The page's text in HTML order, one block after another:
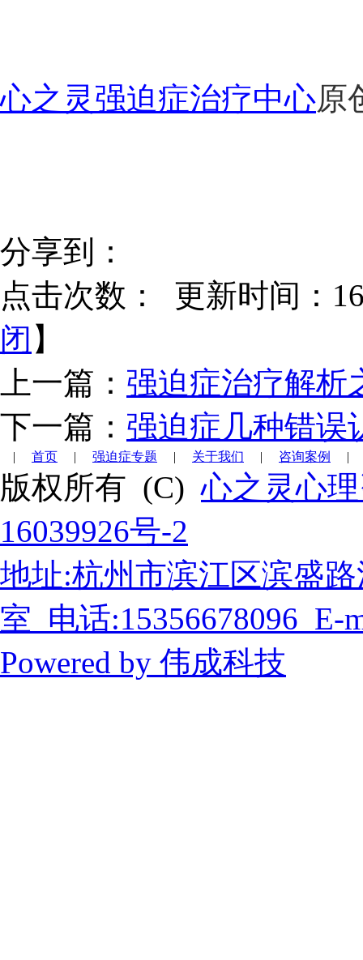
心之灵强迫症治疗中心原
分享到：
点击次数：
更新时间：
闭 】
上一篇： 强迫症治疗解析
下一篇： 强迫症几种错误
| 首页 | 强迫症专题 | 关于我们 | 咨询案例 |
版权所有 (C)心之灵心
16039926号-2
地址:杭州市滨江区滨盛
室 电话:15356678096 E-
Powered by 伟成科技